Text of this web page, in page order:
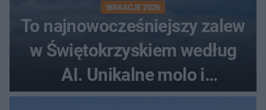
WAKACJE 2026
To najnowocześniejszy zalew
w Świętokrzyskiem według
AI. Unikalne molo i
promenada